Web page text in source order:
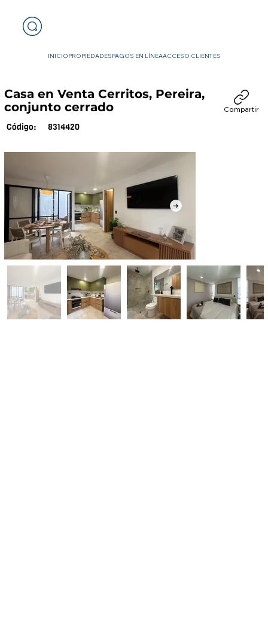
INICIOPROPIEDADESPAGOS EN LÍNEAACCESO CLIENTES
Casa en Venta Cerritos, Pereira,
conjunto cerrado
Código: 8314420
Compartir